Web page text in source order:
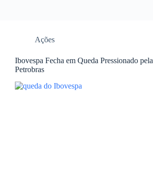
Ações
Ibovespa Fecha em Queda Pressionado pela
Petrobras